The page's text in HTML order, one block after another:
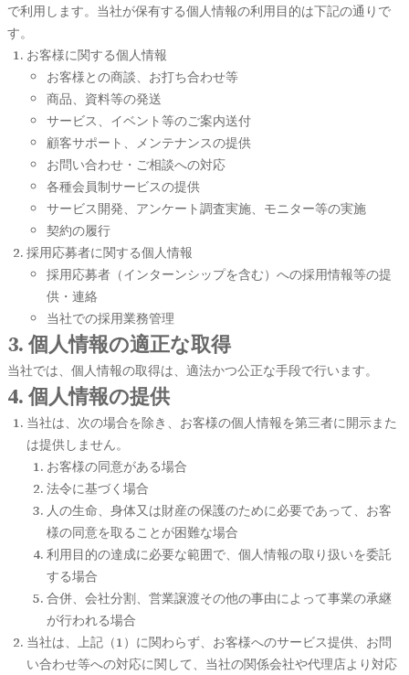
で利用します。当社が保有する個人情報の利用目的は下記の通りで
す。
お客様に関する個人情報
お客様との商談、お打ち合わせ等
商品、資料等の発送
サービス、イベント等のご案内送付
顧客サポート、メンテナンスの提供
お問い合わせ・ご相談への対応
各種会員制サービスの提供
サービス開発、アンケート調査実施、モニター等の実施
契約の履行
採用応募者に関する個人情報
採用応募者（インターンシップを含む）への採用情報等の提
供・連絡
当社での採用業務管理
3. 個人情報の適正な取得
当社では、個人情報の取得は、適法かつ公正な手段で行います。
4. 個人情報の提供
当社は、次の場合を除き、お客様の個人情報を第三者に開示また
は提供しません。
お客様の同意がある場合
法令に基づく場合
人の生命、身体又は財産の保護のために必要であって、お客
様の同意を取ることが困難な場合
利用目的の達成に必要な範囲で、個人情報の取り扱いを委託
する場合
合併、会社分割、営業譲渡その他の事由によって事業の承継
が行われる場合
当社は、上記（1）に関わらず、お客様へのサービス提供、お問
い合わせ等への対応に関して、当社の関係会社や代理店より対応